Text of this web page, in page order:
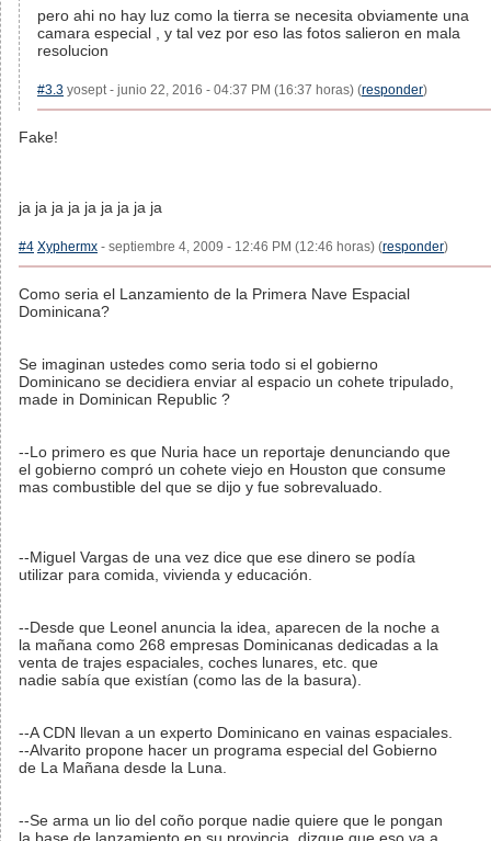
pero ahi no hay luz como la tierra se necesita obviamente una
camara especial , y tal vez por eso las fotos salieron en mala
resolucion
#3.3 yosept - junio 22, 2016 - 04:37 PM (16:37 horas) (responder)
Fake!
ja ja ja ja ja ja ja ja ja
#4 Xyphermx - septiembre 4, 2009 - 12:46 PM (12:46 horas) (responder)
Como seria el Lanzamiento de la Primera Nave Espacial
Dominicana?
Se imaginan ustedes como seria todo si el gobierno
Dominicano se decidiera enviar al espacio un cohete tripulado,
made in Dominican Republic ?
--Lo primero es que Nuria hace un reportaje denunciando que
el gobierno compró un cohete viejo en Houston que consume
mas combustible del que se dijo y fue sobrevaluado.
--Miguel Vargas de una vez dice que ese dinero se podía
utilizar para comida, vivienda y educación.
--Desde que Leonel anuncia la idea, aparecen de la noche a
la mañana como 268 empresas Dominicanas dedicadas a la
venta de trajes espaciales, coches lunares, etc. que
nadie sabía que existían (como las de la basura).
--A CDN llevan a un experto Dominicano en vainas espaciales.
--Alvarito propone hacer un programa especial del Gobierno
de La Mañana desde la Luna.
--Se arma un lio del coño porque nadie quiere que le pongan